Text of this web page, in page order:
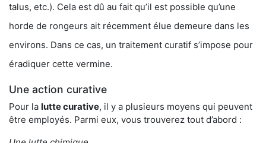
talus, etc.). Cela est dû au fait qu’il est possible qu’une
horde de rongeurs ait récemment élue demeure dans les
environs. Dans ce cas, un traitement curatif s’impose pour
éradiquer cette vermine.
Une action curative
Pour la lutte curative, il y a plusieurs moyens qui peuvent
être employés. Parmi eux, vous trouverez tout d’abord :